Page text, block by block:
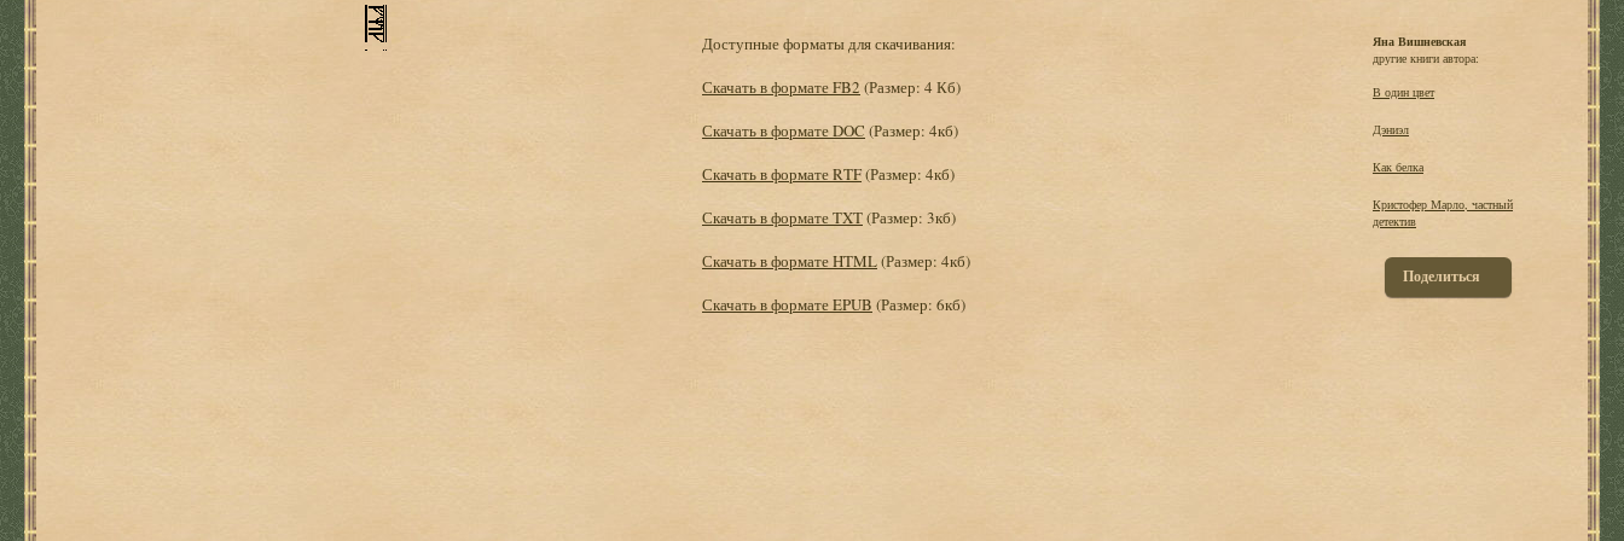
Доступные форматы для скачивания:
Скачать в формате FB2 (Размер: 4 Кб)
Скачать в формате DOC (Размер: 4кб)
Скачать в формате RTF(Размер: 4кб)
Скачать в формате TXT(Размер: 3кб)
Скачать в формате HTML(Размер: 4кб)
Скачать в формате EPUB (Размер: 6кб)
Яна Вишневская
другие книги автора:
В один цвет
Дэниэл
Как белка
Кристофер Марло, частный
детектив
Поделиться